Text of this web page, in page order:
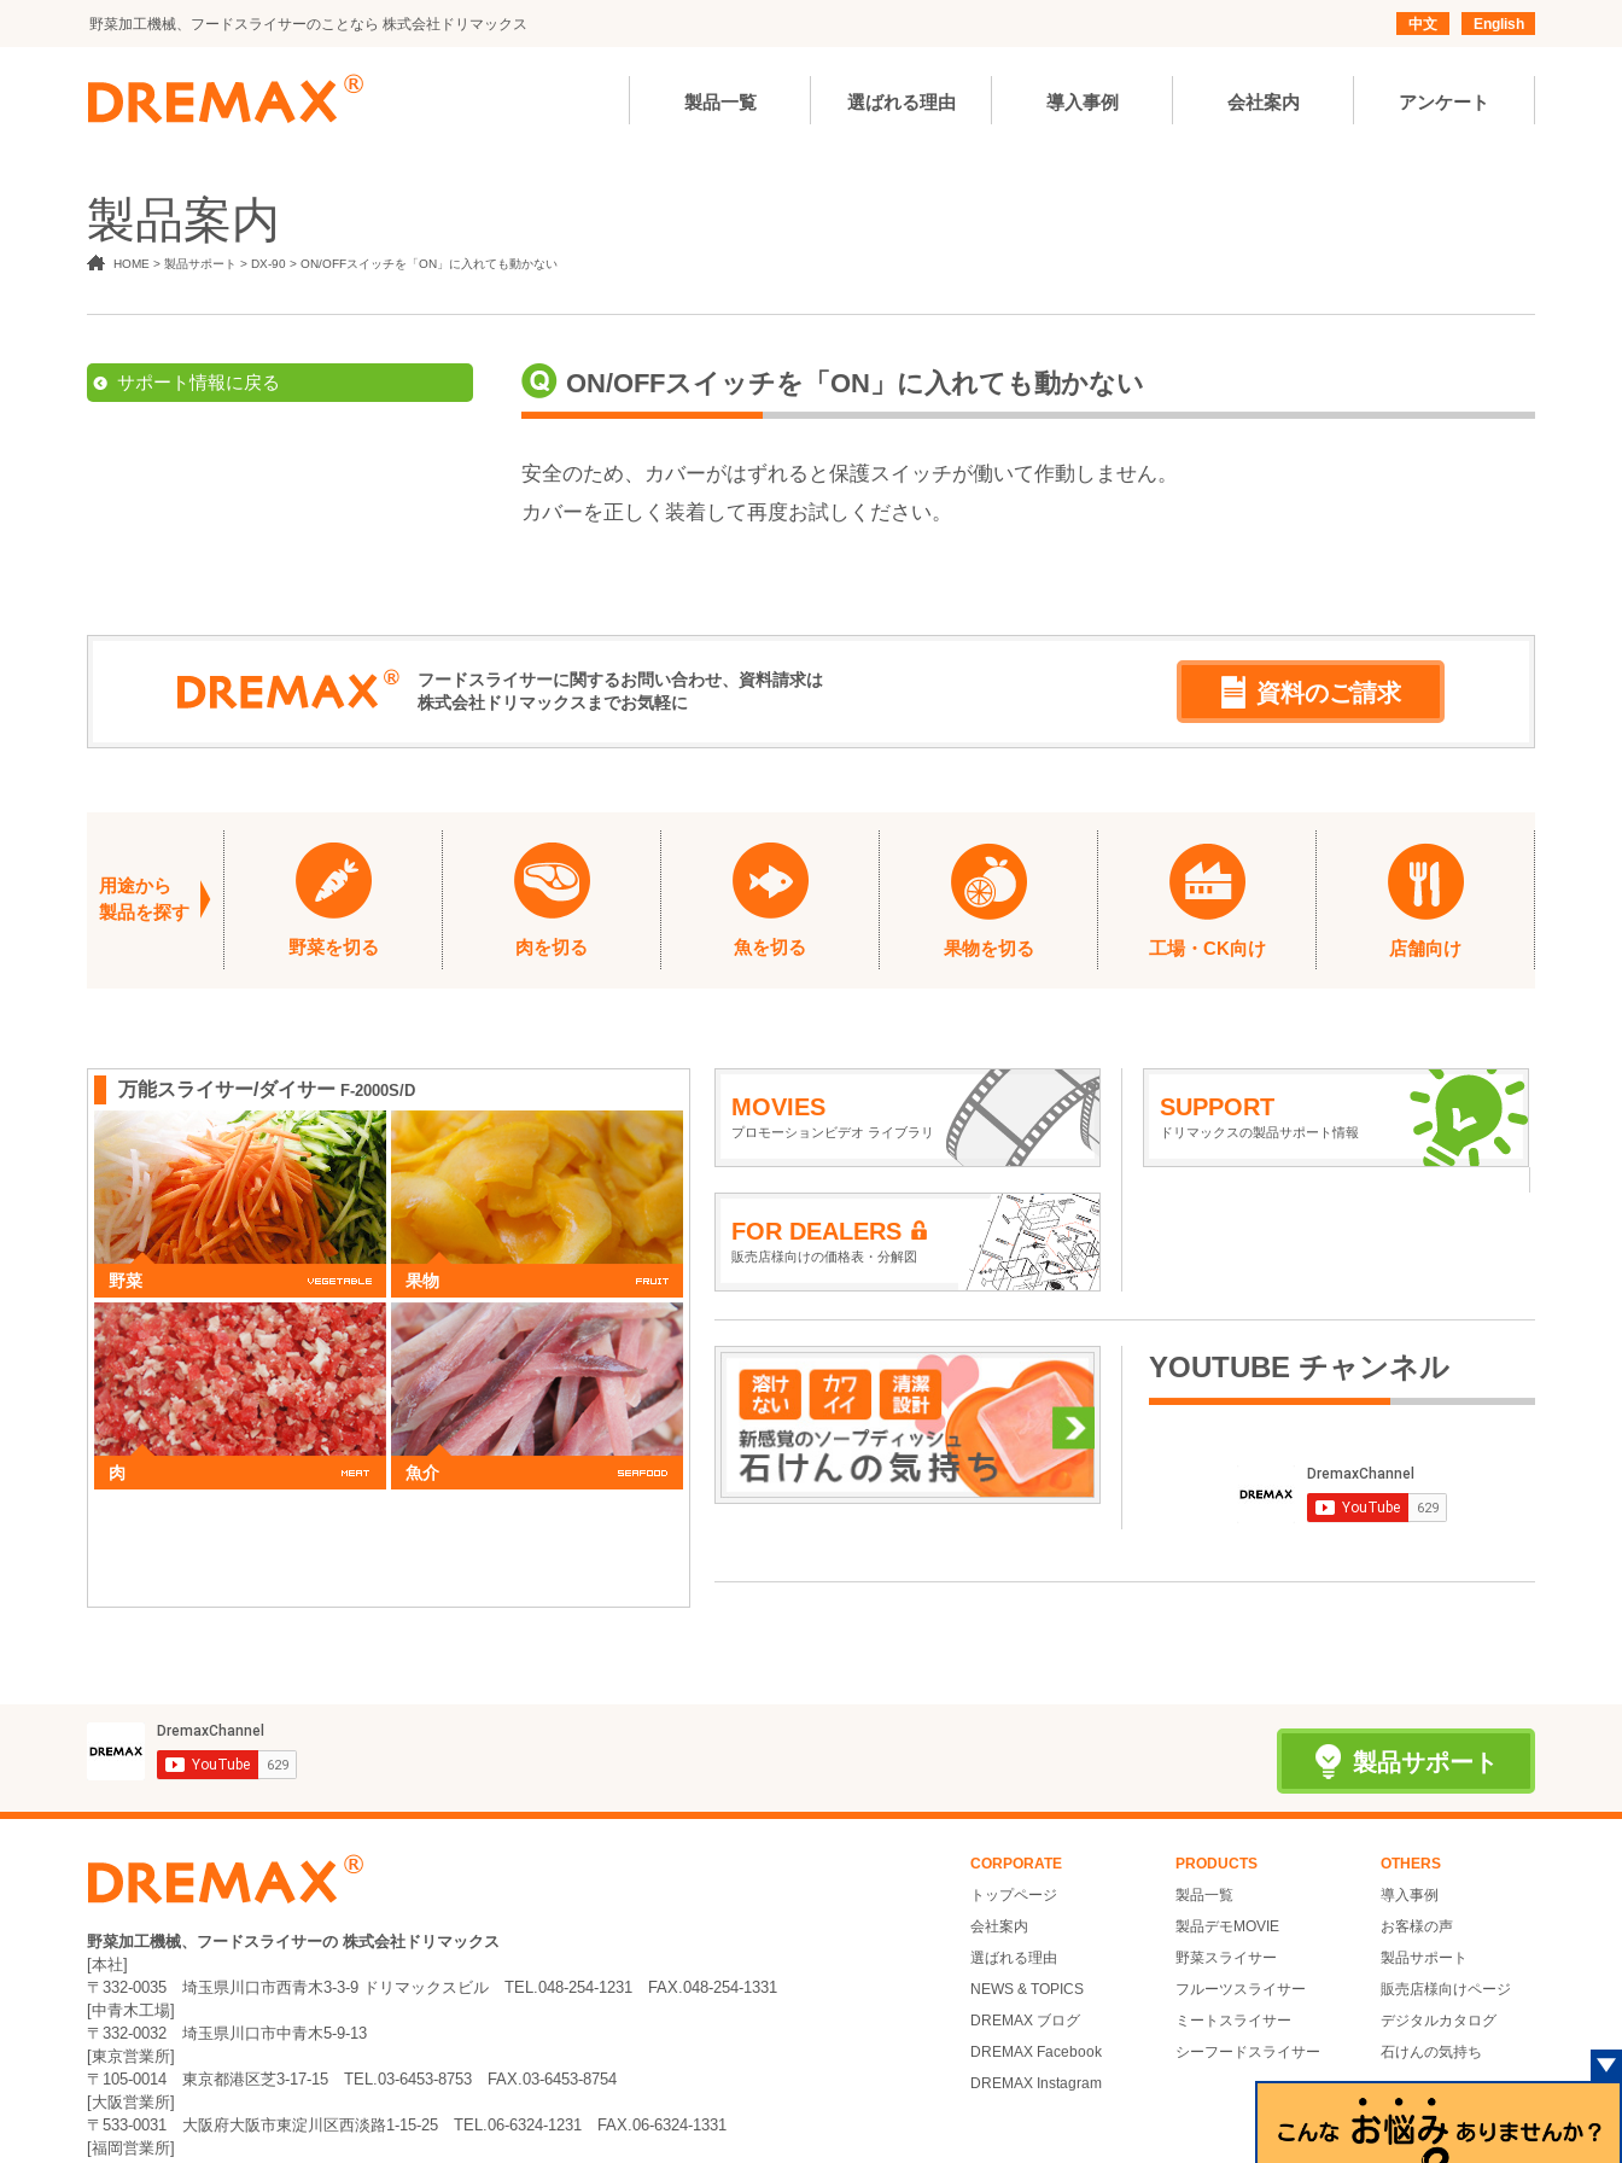
野菜加工機械、フードスライサーのことなら 株式会社ドリマックス 中文 English
製品一覧 選ばれる理由 導入事例 会社案内 アンケート
製品案内
HOME > 製品サポート > DX-90 > ON/OFFスイッチを「ON」に入れても動かない
サポート情報に戻る ON/OFFスイッチを「ON」に入れても動かない
安全のため、カバーがはずれると保護スイッチが働いて作動しません。
カバーを正しく装着して再度お試しください。
資料のご請求
フードスライサーに関するお問い合わせ、資料請求は
株式会社ドリマックスまでお気軽に
用途から
製品を探す
野菜を切る
肉を切る 魚を切る 果物を切る 工場・CK向け 店舗向け
万能スライサー/ダイサー F-2000S/D
野菜 果物
肉 魚介
MOVIES
プロモーションビデオ ライブラリ
SUPPORT
ドリマックスの製品サポート情報
FOR DEALERS
販売店様向けの価格表・分解図
YOUTUBE チャンネル
製品サポート
野菜加工機械、フードスライサーの 株式会社ドリマックス
[本社]
〒332-0035 埼玉県川口市西青木3-3-9 ドリマックスビル TEL.048-254-1231
FAX.048-254-1331
[中青木工場]
〒332-0032 埼玉県川口市中青木5-9-13
[東京営業所]
〒105-0014 東京都港区芝3-17-15 TEL.03-6453-8753
FAX.03-6453-8754
[大阪営業所]
〒533-0031 大阪府大阪市東淀川区西淡路1-15-25 TEL.06-6324-1231
FAX.06-6324-1331
[福岡営業所]
CORPORATE
トップページ
会社案内
選ばれる理由
NEWS & TOPICS
DREMAX ブログ
DREMAX Facebook
DREMAX Instagram
PRODUCTS
製品一覧
製品デモMOVIE
野菜スライサー
フルーツスライサー
ミートスライサー
シーフードスライサー
OTHERS
導入事例
お客様の声
製品サポート
販売店様向けページ
デジタルカタログ
石けんの気持ち